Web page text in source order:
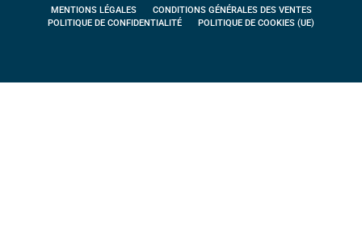
MENTIONS LÉGALES
CONDITIONS GÉNÉRALES DES VENTES
POLITIQUE DE CONFIDENTIALITÉ
POLITIQUE DE COOKIES (UE)